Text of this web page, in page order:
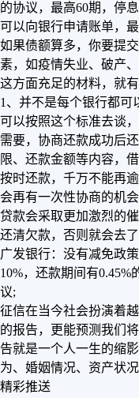
的协议，最高60期，停
可以向银行申请账单，
如果债额算多，你要提
素，如疫情失业、破产
这方面充足的材料，就
1、并不是每个银行都可
可以按照这个标准去谈
需要，协商还款成功后
限、还款金额等内容，
按时还款，千万不能再
会再有一次性协商的机
贷款会采取更加激烈的
还清欠款，否则就会去了
广发银行：没有减免政
10%，还款期间有
议;
征信在当今社会扮演着
的报告，更能预测我们
告就是一个人一生的缩
为、婚姻情况、资产状
精彩推送